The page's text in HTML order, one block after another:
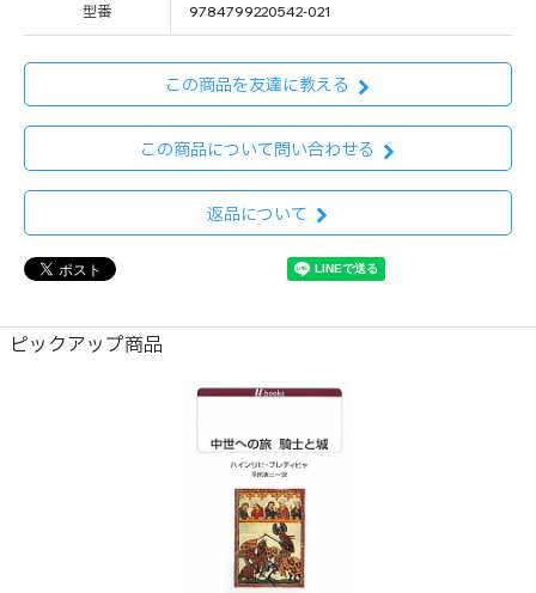
型番 9784799220542-021
この商品を友達に教える
この商品について問い合わせる
返品について
ピックアップ商品